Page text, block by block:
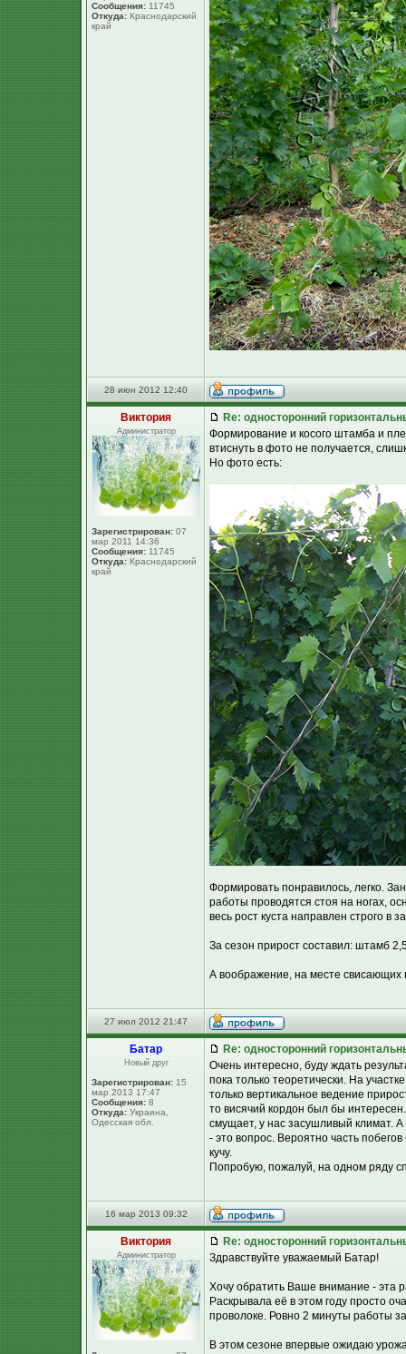
Сообщения: 11745
Откуда: Краснодарский
край
28 июн 2012 12:40
Виктория
Администратор
Зарегистрирован: 07
мар 2011 14:36
Сообщения: 11745
Откуда: Краснодарский
край
Re: односторонний
Формирование и косого штамба и
втиснуть в фото не получается,
Но фото есть:
Формировать понравилось, легко.
работы проводятся стоя на ногах,
весь рост куста направлен строго
За сезон прирост составил: штамб
А воображение, на месте свисающих
27 июл 2012 21:47
Батар
Новый друг
Зарегистрирован: 15
мар 2013 17:47
Сообщения: 8
Откуда: Украина,
Одесская обл.
Re: односторонний
Очень интересно, буду ждать
пока только теоретически. На
только вертикальное ведение
то висячий кордон был бы
смущает, у нас засушливый климат.
- это вопрос. Вероятно часть
кучу.
Попробую, пожалуй, на одном ряду
16 мар 2013 09:32
Виктория
Администратор
Re: односторонний
Здравствуйте уважаемый Батар!
Хочу обратить Ваше внимание - эта
Раскрывала её в этом году просто
проволоке. Ровно 2 минуты работы
В этом сезоне впервые ожидаю